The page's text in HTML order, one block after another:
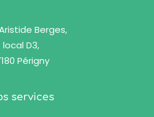
Berges,
local D3,
Périgny
services